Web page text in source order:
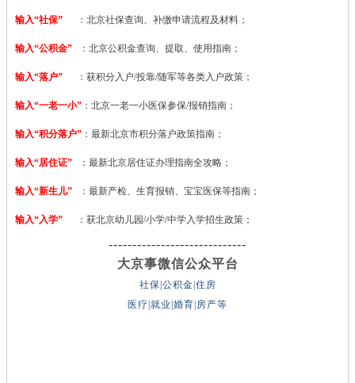
输入“社保” ：北京社保查询、补缴申请流程及材料；
输入“公积金” ：北京公积金查询、提取、使用指南；
输入“落户” ：获积分入户/投靠/随军等各类入户政策；
输入“一老一小” ：北京一老一小医保参保/报销指南；
输入“积分落户” ：最新北京市积分落户政策指南；
输入“居住证” ：最新北京居住证办理指南全攻略；
输入“新生儿” ：最新产检、生育报销、宝宝医保等指南；
输入“入学” ：获北京幼儿园/小学/中学入学招生政策；
-----------------------------
大京事微信公众平台
社保|公积金|住房
医疗|就业|婚育|房产等